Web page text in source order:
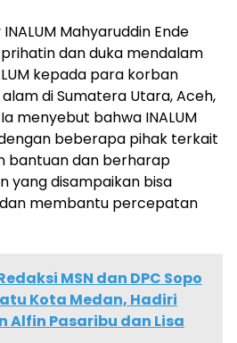
Mahyaruddin Ende
dan duka mendalam
kepada para korban
di Sumatera Utara, Aceh,
menyebut bahwa INALUM
beberapa pihak terkait
bantuan dan berharap
yang disampaikan bisa
membantu percepatan
MSN dan DPC Sopo
Kota Medan, Hadiri
Alfin Pasaribu dan Lisa